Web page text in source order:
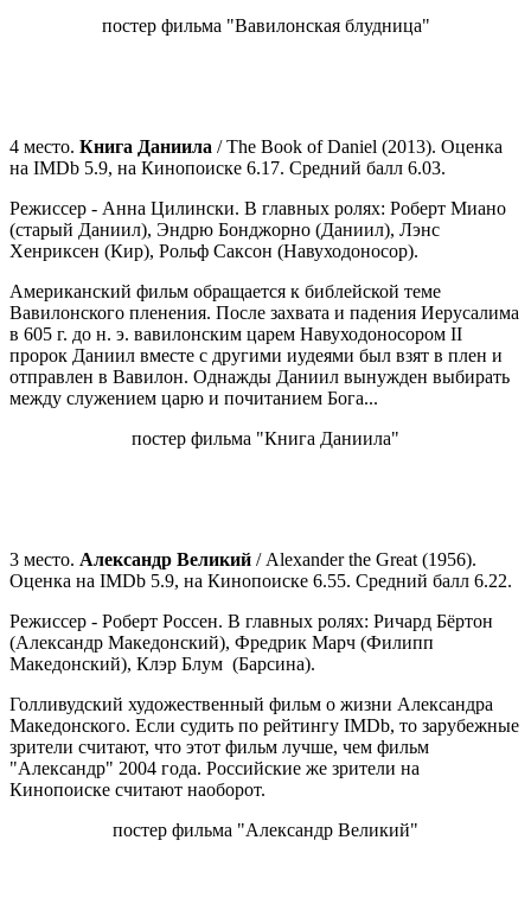
постер фильма "Вавилонская блудница"
4 место. Книга Даниила / The Book of Daniel (2013). Оценка
на IMDb 5.9, на Кинопоиске 6.17. Средний балл 6.03.
Режиссер - Анна Цилински. В главных ролях: Роберт Миано
(старый Даниил), Эндрю Бонджорно (Даниил), Лэнс
Хенриксен (Кир), Рольф Саксон (Навуходоносор).
Американский фильм обращается к библейской теме
Вавилонского пленения. После захвата и падения Иерусалима
в 605 г. до н. э. вавилонским царем Навуходоносором II
пророк Даниил вместе с другими иудеями был взят в плен и
отправлен в Вавилон. Однажды Даниил вынужден выбирать
между служением царю и почитанием Бога...
постер фильма "Книга Даниила"
3 место. Александр Великий / Alexander the Great (1956).
Оценка на IMDb 5.9, на Кинопоиске 6.55. Средний балл 6.22.
Режиссер - Роберт Россен. В главных ролях: Ричард Бёртон
(Александр Македонский), Фредрик Марч (Филипп
Македонский), Клэр Блум (Барсина).
Голливудский художественный фильм о жизни Александра
Македонского. Если судить по рейтингу IMDb, то зарубежные
зрители считают, что этот фильм лучше, чем фильм
"Александр" 2004 года. Российские же зрители на
Кинопоиске считают наоборот.
постер фильма "Александр Великий"